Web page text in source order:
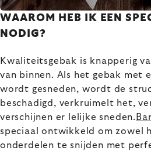
WAAROM HEB IK EEN
NODIG?
Kwaliteitsgebak is knapperig
van binnen. Als het gebak met
wordt gesneden, wordt de
beschadigd, verkruimelt het,
verschijnen er lelijke sneden.
speciaal ontwikkeld om zowel
onderdelen te snijden met